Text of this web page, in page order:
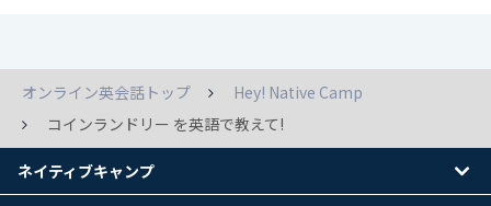
オンライン英会話トップ
Hey! Native Camp
コインランドリー を英語で教えて!
ネイティブキャンプ